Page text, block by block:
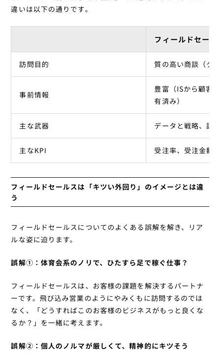
違いは以下の通りです。
フィールドセール
訪問目的 質の高い商談（ク
事前情報
豊富（ISから顧客
有済み）
主な武器 データと戦略、課
主なKPI 受注率、受注金額
フィールドセールスは「キツい外回り」のイメージとは違
う
フィールドセールスについてのよくある誤解を解き、リア
ルな姿に迫ります。
誤解①：体育会系のノリで、ひたすら足で稼ぐ仕事？
フィールドセールスは、お客様の課題を解決するパートナ
ーです。飛び込み営業のようにやみくもに訪問するのでは
なく、「どうすればこのお客様のビジネスがもっと良くな
るか？」を一緒に考えます。
誤解②：個人のノルマが厳しくて、精神的にキツそう